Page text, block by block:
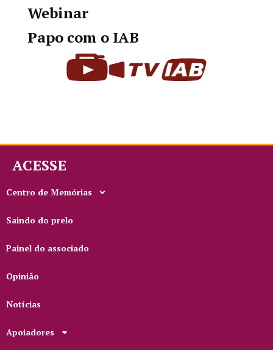
Webinar
Papo com o IAB
ACESSE
Centro de Memórias
Saindo do prelo
Painel do associado
Opinião
Notícias
Apoiadores